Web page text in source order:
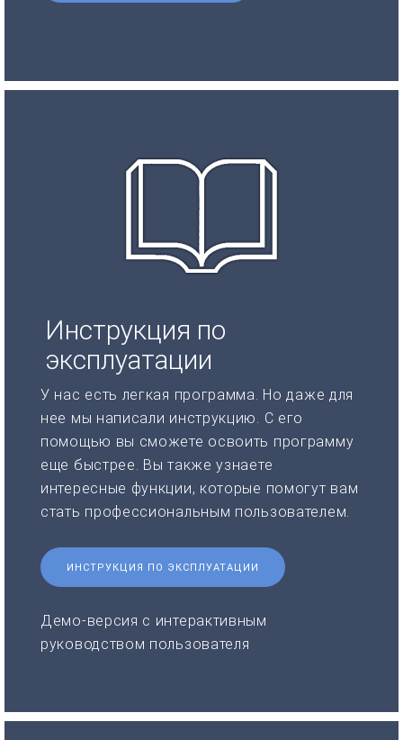
Инструкция по
эксплуатации
У нас есть легкая программа. Но даже для
нее мы написали инструкцию. С его
помощью вы сможете освоить программу
еще быстрее. Вы также узнаете
интересные функции, которые помогут вам
стать профессиональным пользователем.
ИНСТРУКЦИЯ ПО ЭКСПЛУАТАЦИИ
Демо-версия с интерактивным
руководством пользователя